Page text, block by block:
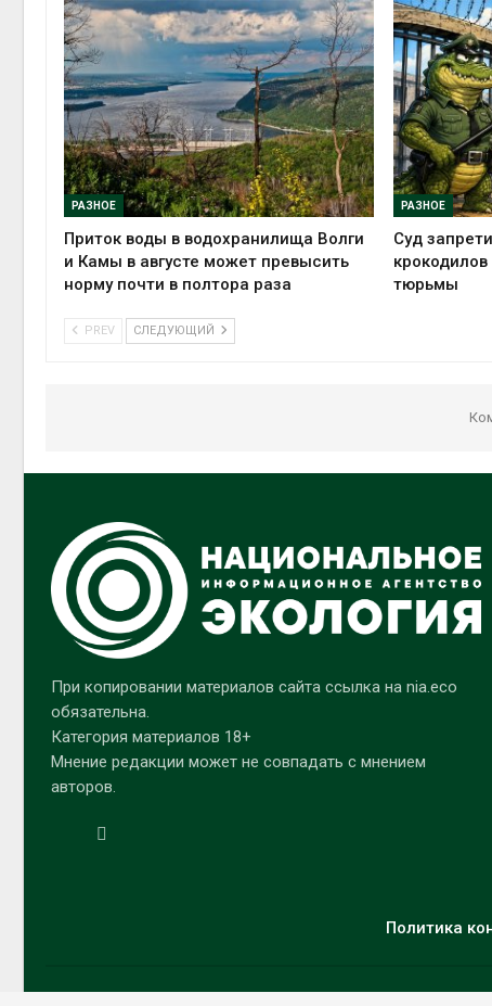
РАЗНОЕ
Приток воды в водохранилища Волги
и Камы в августе может превысить
норму почти в полтора раза
РАЗНОЕ
Суд
тюрьмы
PREV СЛЕДУЮЩИЙ
При копировании материалов сайта ссылка на nia.eco
обязательна.
Категория материалов 18+
Мнение редакции может не совпадать с мнением
авторов.
Политика